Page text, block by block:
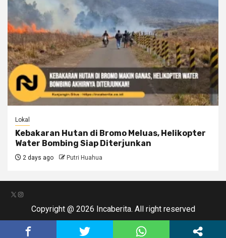
Lokal
Kebakaran Hutan di Bromo Meluas, Helikopter
Water Bombing Siap Diterjunkan
2 days ago Putri Huahua
X Instagram
Copyright @ 2026 Incaberita. All right reserved